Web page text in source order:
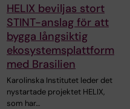
HELIX beviljas stort
STINT-anslag för att
bygga långsiktig
ekosystemsplattform
med Brasilien
Karolinska Institutet leder det
nystartade projektet HELIX,
som har…